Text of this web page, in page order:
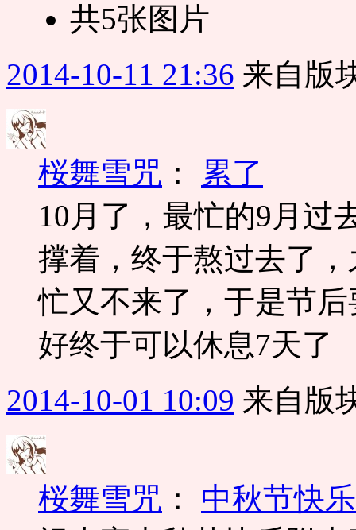
共5张图片
2014-10-11 21:36 来自版
桜舞雪咒 ：
累了
10月了，最忙的9月过
撑着，终于熬过去了
忙又不来了，于是节
好终于可以休息7天了
2014-10-01 10:09 来自版
桜舞雪咒 ： 中秋节快乐